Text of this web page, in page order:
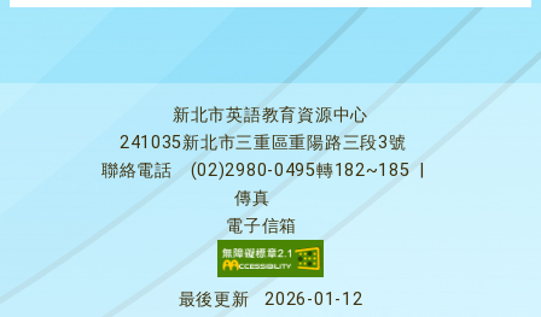
新北市英語教育資源中心
241035新北市三重區重陽路三段3號
聯絡電話
(02)2980-0495轉182~185
傳真
電子信箱
最後更新
2026-01-12